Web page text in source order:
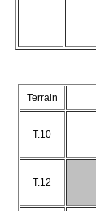
Terrain
T.10
T.12